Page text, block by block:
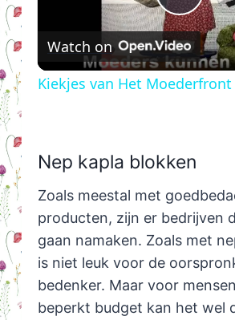
Play
Watch on
Kiekjes van Het Moederfront
Nep kapla blokken
Zoals meestal met
producten, zijn er bedrijven
gaan namaken. Zoals met
is niet leuk voor de
bedenker. Maar voor
beperkt budget kan het wel